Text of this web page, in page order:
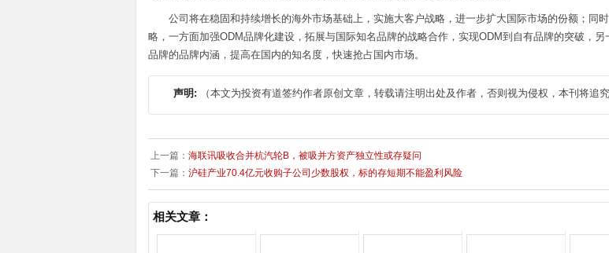
公司将在稳固和持续增长的海外市场基础上，实施大客户战略，进一步扩大国际市场的份额；同
略，一方面加强ODM品牌化建设，拓展与国际知名品牌的战略合作，实现ODM到自有品牌的突破，另
品牌的品牌内涵，提高在国内的知名度，快速抢占国内市场。
声明: （本文为投资有道签约作者原创文章，转载请注明出处及作者，否则视为侵权，本刊将追究
上一篇： 海联讯吸收合并杭汽轮B，被吸并方资产独立性或存疑问
下一篇： 沪硅产业70.4亿元收购子公司少数股权，标的存短期不能盈利风险
相关文章：